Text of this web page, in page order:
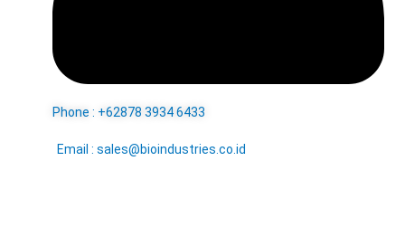
Phone : +62878 3934 6433
Email : sales@bioindustries.co.id